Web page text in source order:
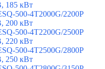
185 кВт
500-4T2000G/2200P
200 кВт
500-4T2200G/2500P
220 кВт
500-4T2500G/2800P
250 кВт